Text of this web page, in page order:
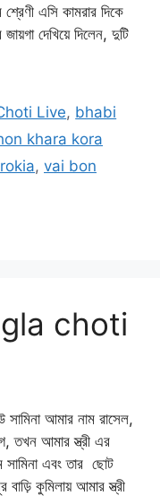
এসি কামরার দিকে
দেখিয়ে দিলেন, দুটি
Live, bhabi
khara kora
, vai bon
choti
আমার নাম রাসেল,
তখন আমার স্ত্রী এর
সামিনা এবং তার ছোট
কুমিলায় আমার স্ত্রী